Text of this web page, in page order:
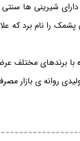
شیرینی ها
را نام برد که
برندهای مختلف
روانه ی بازار